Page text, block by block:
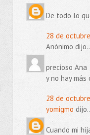
De todo lo
28 de
Anónimo
precioso Ana
y no hay más
28 de
yomigmo
Cuando mi